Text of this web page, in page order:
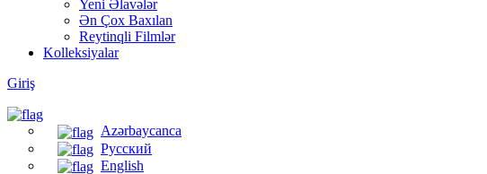
Yeni Əlavələr
Ən Çox Baxılan
Reytinqli Filmlər
Kolleksiyalar
Giriş
Azərbaycanca
Русский
English